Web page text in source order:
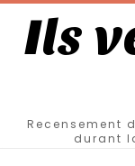
Ils
Recensement
durant